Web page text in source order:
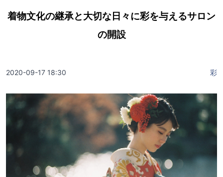
着物文化の継承と大切な日々に彩を与えるサロン
の開設
2020-09-17 18:30 彩